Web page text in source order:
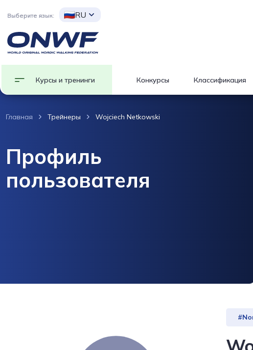
Выберите язык: RU
Курсы и тренинги Конкурсы Классификация
Главная Трейнеры Wojciech Netkowski
Профиль
пользователя